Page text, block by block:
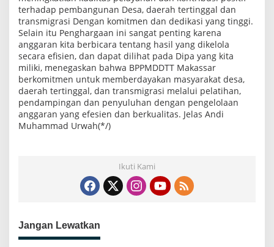
terhadap pembangunan Desa, daerah tertinggal dan
transmigrasi Dengan komitmen dan dedikasi yang tinggi.
Selain itu Penghargaan ini sangat penting karena
anggaran kita berbicara tentang hasil yang dikelola
secara efisien, dan dapat dilihat pada Dipa yang kita
miliki, menegaskan bahwa BPPMDDTT Makassar
berkomitmen untuk memberdayakan masyarakat desa,
daerah tertinggal, dan transmigrasi melalui pelatihan,
pendampingan dan penyuluhan dengan pengelolaan
anggaran yang efesien dan berkualitas. Jelas Andi
Muhammad Urwah(*/)
Ikuti Kami
Jangan Lewatkan